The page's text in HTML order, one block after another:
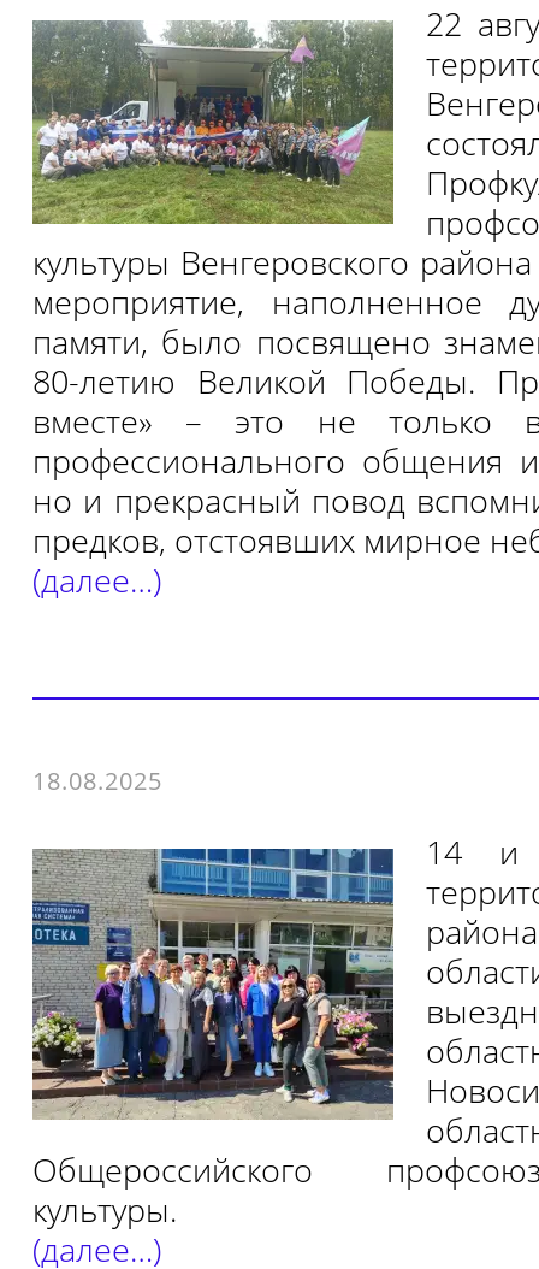
22
культуры Венгеровского
мероприятие, наполненное
памяти, было посвящено
80-летию Великой Победы.
вместе» – это не только
профессионального общения
но и прекрасный повод
предков, отстоявших мирное
(далее…)
18.08.2025
14 и
Общероссийского
культуры.
(далее…)